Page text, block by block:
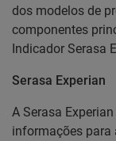
dos modelos de
componentes
Indicador Serasa
Serasa Experian
A Serasa
informações para